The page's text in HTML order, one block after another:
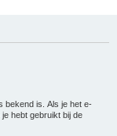
bekend is. Als je het e-
hebt gebruikt bij de